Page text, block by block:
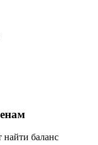
найти баланс